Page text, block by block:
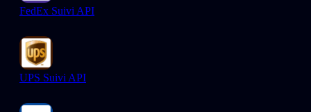
FedEx Suivi API
UPS Suivi API